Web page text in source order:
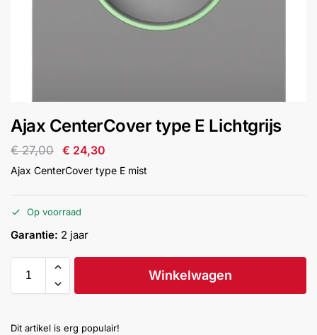
&
Intercom
Inbraakbeveiliging
Merken
Ajax CenterCover type E Lichtgrijs
€27,00 € 24,30
Ajax CenterCover type E mist
Op voorraad
Garantie: 2 jaar
Winkelwagen
Dit artikel is erg populair!